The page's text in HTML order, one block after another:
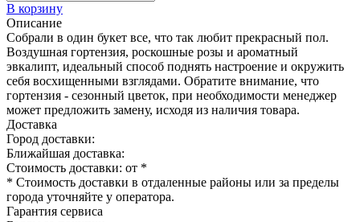
В корзину
Описание
Собрали в один букет все, что так любит прекрасный пол.
Воздушная гортензия, роскошные розы и ароматный
эвкалипт, идеальный способ поднять настроение и окружить
себя восхищенными взглядами. Обратите внимание, что
гортензия - сезонный цветок, при необходимости менеджер
может предложить замену, исходя из наличия товара.
Доставка
Город доставки:
Ближайшая доставка:
Стоимость доставки: от *
* Стоимость доставки в отдаленные районы или за пределы
города уточняйте у оператора.
Гарантия сервиса